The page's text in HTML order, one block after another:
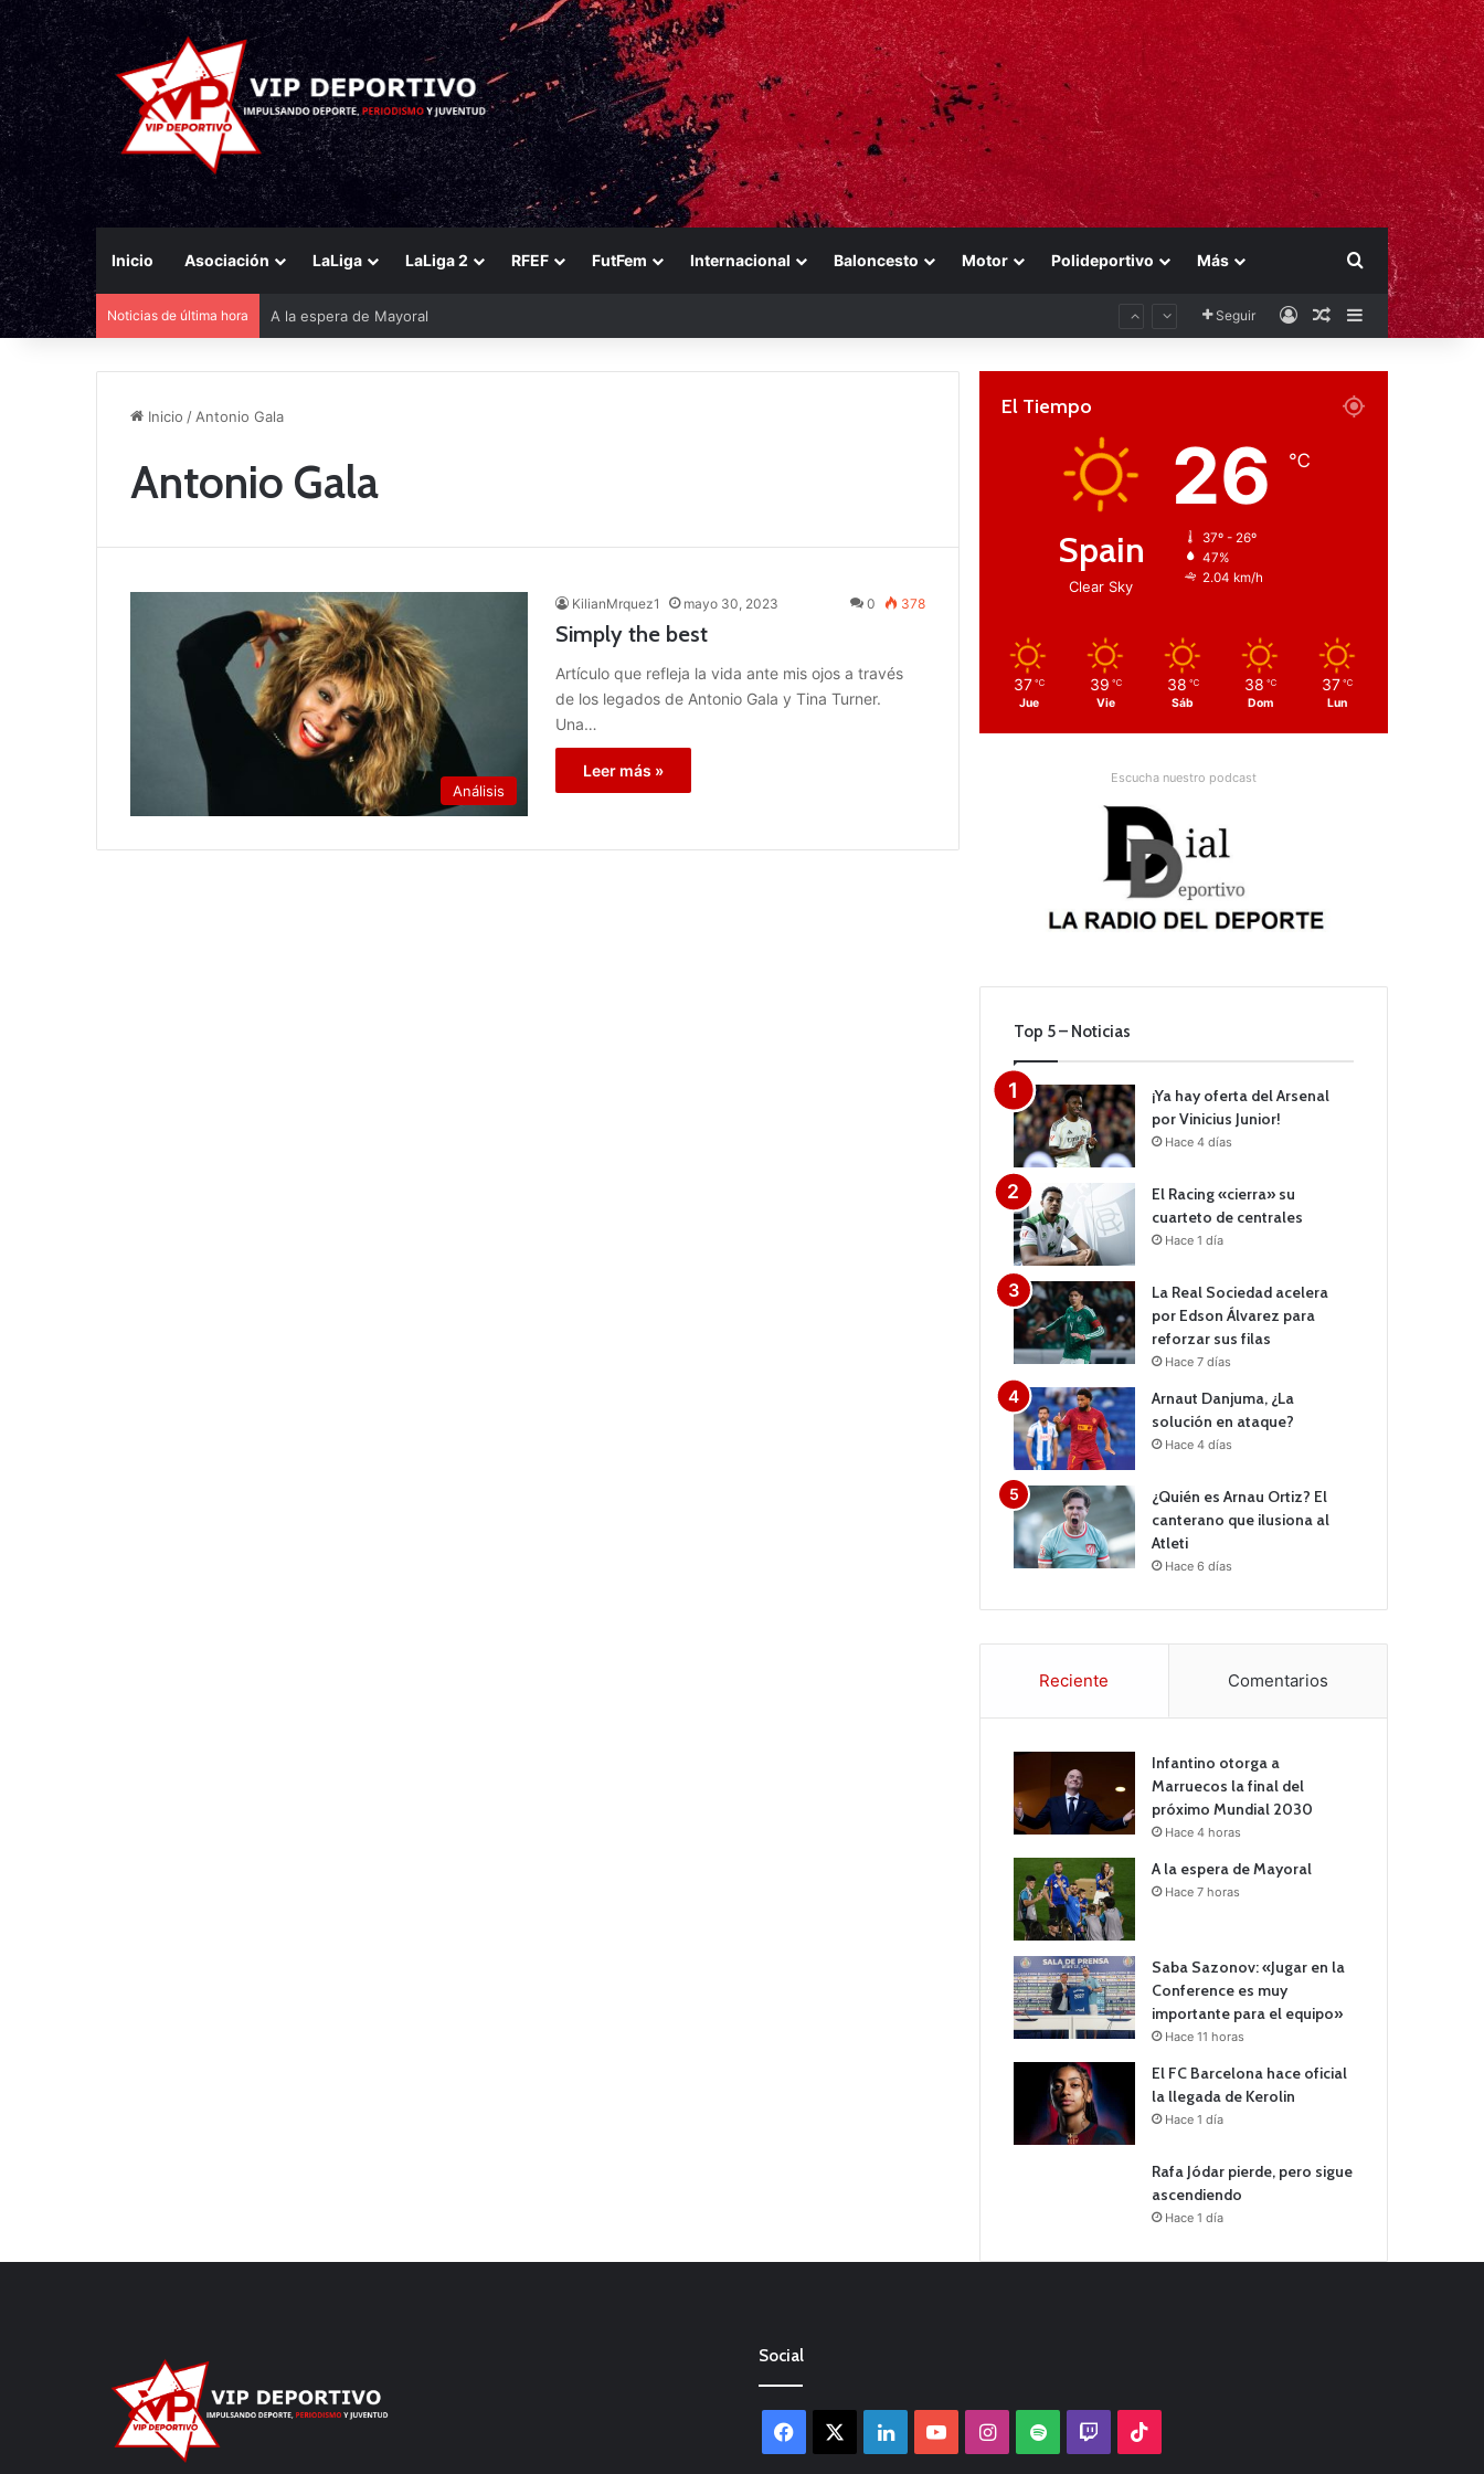
Inicio Asociación LaLiga LaLiga 2 RFEF FutFem Internacional Baloncesto Motor Polideportivo Más Buscar por
Noticias de última hora A la espera de Mayoral Seguir AccesoPublicación al
Barra lateral
Inicio / Antonio Gala
Antonio Gala
Análisis
KilianMrquez1 mayo 30, 2023 0 378
Simply the best
Artículo que refleja la vida ante mis ojos a través
de los legados de Antonio Gala y Tina Turner.
Una…
Leer más »
El Tiempo
Spain
Clear Sky
26 ℃
37º - 26º
47%
2.04 km/h
37 ℃
Jue
39 ℃
Vie
38 ℃
Sáb
38 ℃
Dom
37 ℃
Lun
Escucha nuestro podcast
Top 5 – Noticias
¡Ya hay oferta del Arsenal
por Vinicius Junior!
Hace 4 días
El Racing «cierra» su
cuarteto de centrales
Hace 1 día
La Real Sociedad acelera
por Edson Álvarez para
reforzar sus filas
Hace 7 días
Arnaut Danjuma, ¿La
solución en ataque?
Hace 4 días
¿Quién es Arnau Ortiz? El
canterano que ilusiona al
Atleti
Hace 6 días
Reciente Comentarios
Infantino otorga a
Marruecos la final del
próximo Mundial 2030
Hace 4 horas
A la espera de Mayoral
Hace 7 horas
Saba Sazonov: «Jugar en la
Conference es muy
importante para el equipo»
Hace 11 horas
El FC Barcelona hace oficial
la llegada de Kerolin
Hace 1 día
Rafa Jódar pierde, pero sigue
ascendiendo
Hace 1 día
Social
Facebook LinkedInYouTubeInstagram
Spotify Twitch